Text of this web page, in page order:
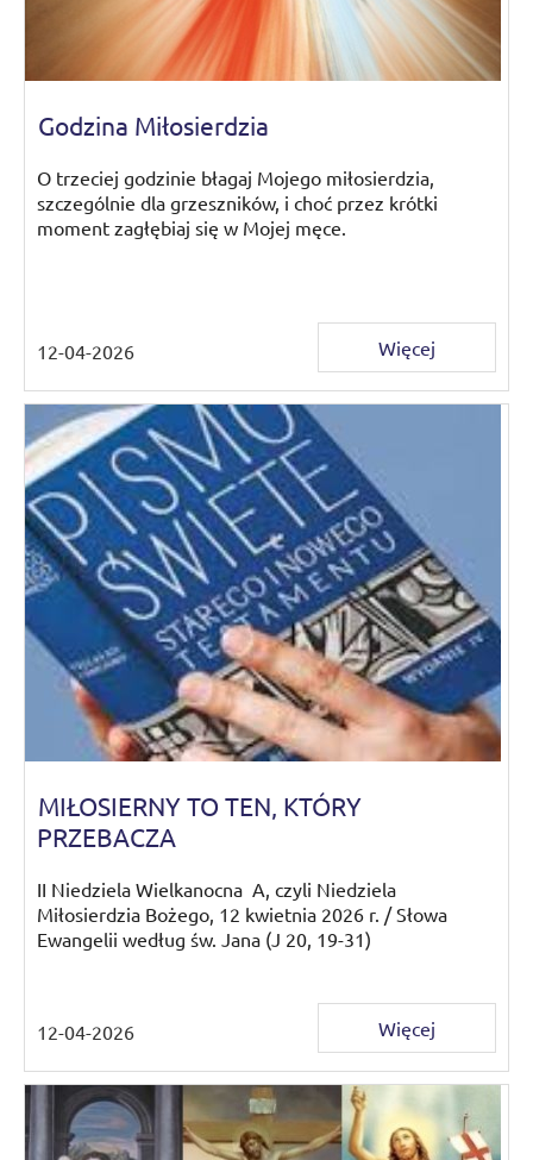
Godzina Miłosierdzia
O trzeciej godzinie błagaj Mojego miłosierdzia,
szczególnie dla grzeszników, i choć przez krótki
moment zagłębiaj się w Mojej męce.
12-04-2026 Więcej
MIŁOSIERNY TO TEN, KTÓRY
PRZEBACZA
II Niedziela Wielkanocna A, czyli Niedziela
Miłosierdzia Bożego, 12 kwietnia 2026 r. / Słowa
Ewangelii według św. Jana (J 20, 19-31)
12-04-2026 Więcej